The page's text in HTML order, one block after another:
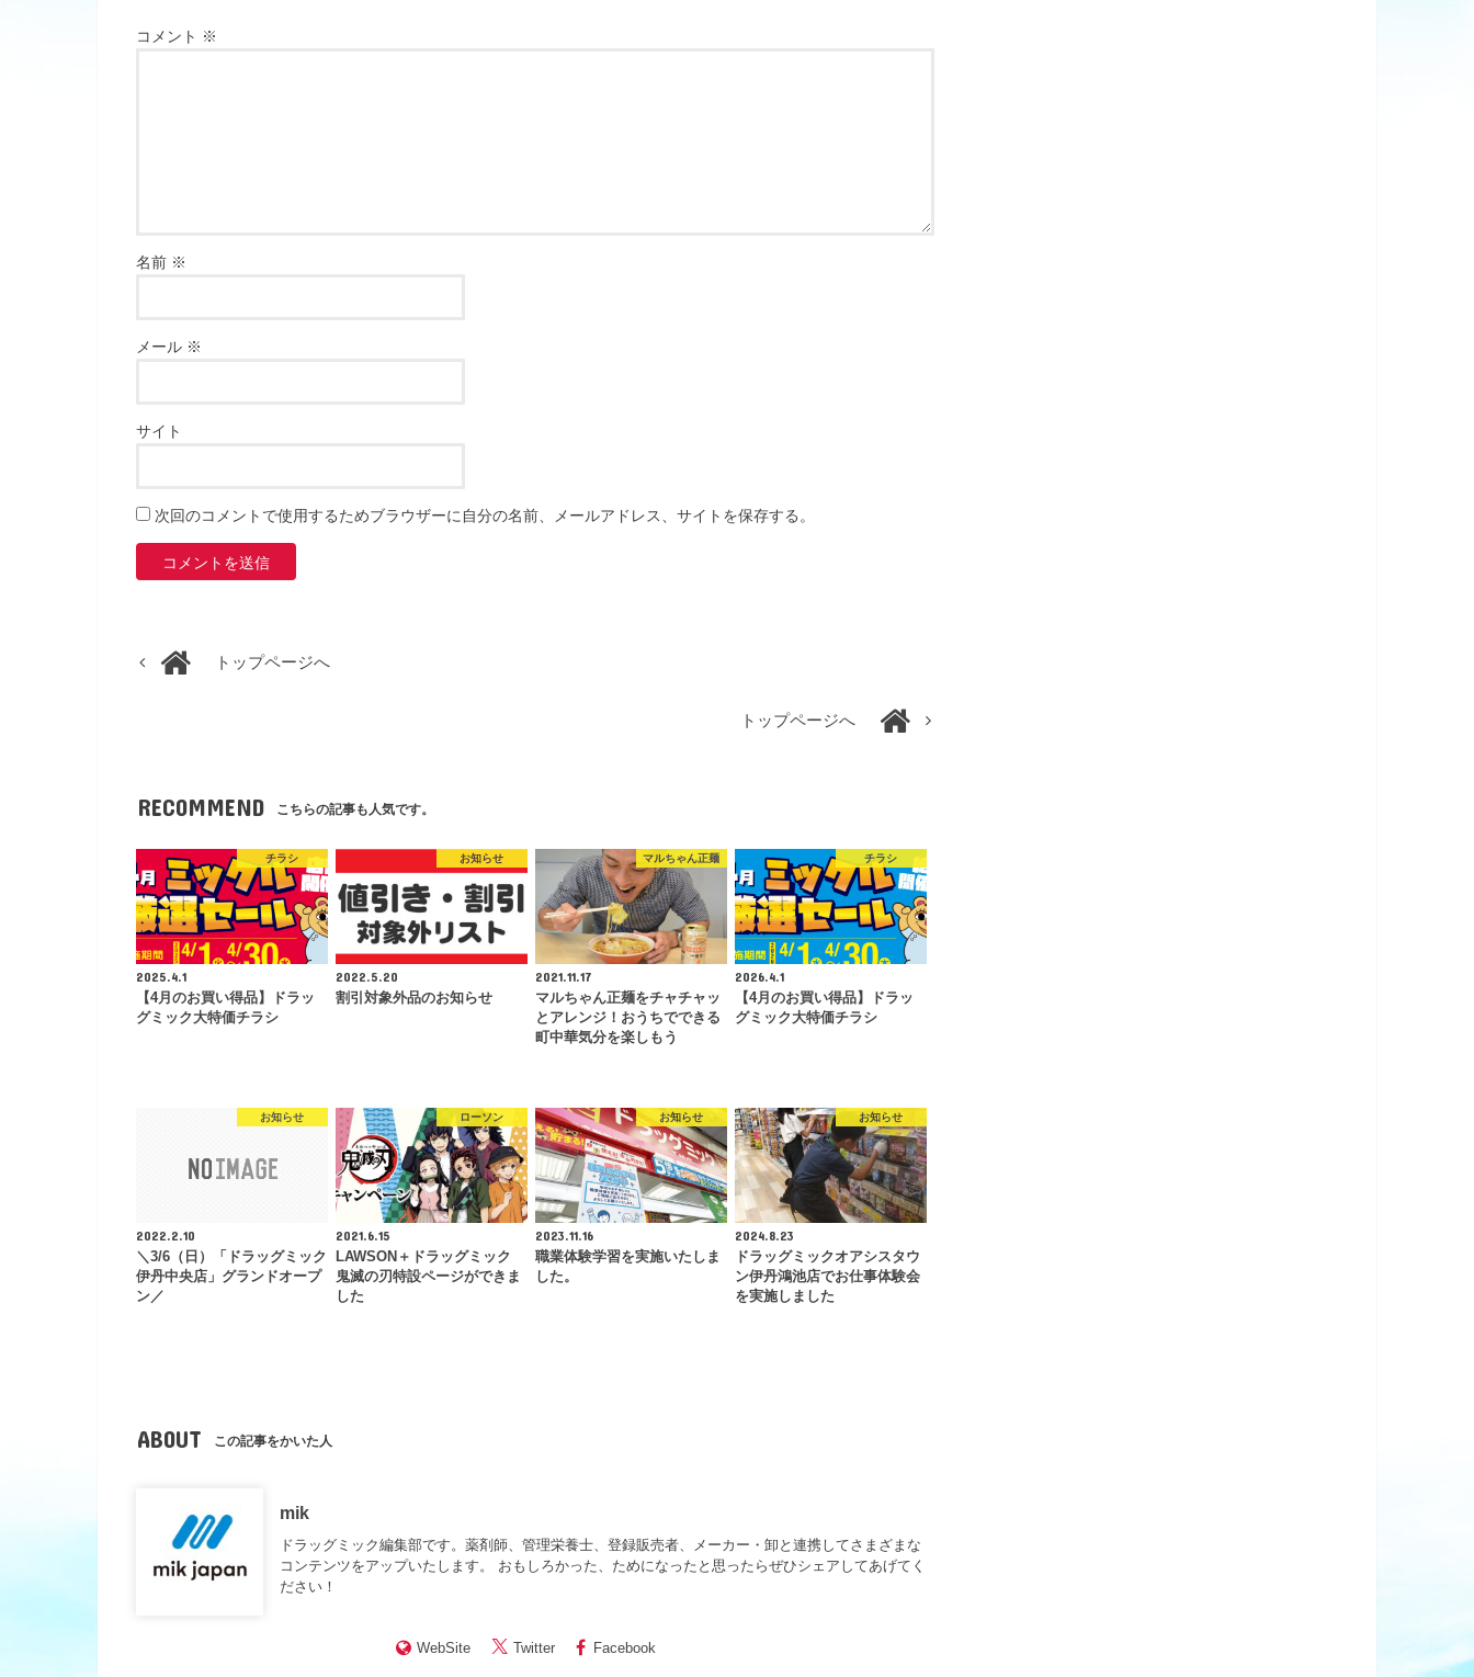
コメント ※
名前 ※
メール ※
サイト
次回のコメントで使用するためブラウザーに自分の名前、メールアドレス、サイトを保存する。
トップページへ
トップページへ
RECOMMEND こちらの記事も人気です。
チラシ
2025.4.1
【4月のお買い得品】ドラッ
グミック大特価チラシ
お知らせ
2022.5.20
割引対象外品のお知らせ
マルちゃん正麺
2021.11.17
マルちゃん正麺をチャチャッ
とアレンジ！おうちでできる
町中華気分を楽しもう
チラシ
2026.4.1
【4月のお買い得品】ドラッ
グミック大特価チラシ
お知らせ
2022.2.10
＼3/6（日）「ドラッグミック
伊丹中央店」グランドオープ
ン／
ローソン
2021.6.15
LAWSON＋ドラッグミック
鬼滅の刃特設ページができま
した
お知らせ
2023.11.16
職業体験学習を実施いたしま
した。
お知らせ
2024.8.23
ドラッグミックオアシスタウ
ン伊丹鴻池店でお仕事体験会
を実施しました
ABOUT この記事をかいた人
mik
ドラッグミック編集部です。薬剤師、管理栄養士、登録販売者、メーカー・卸と連携してさまざまな
コンテンツをアップいたします。 おもしろかった、ためになったと思ったらぜひシェアしてあげてく
ださい！
WebSite Twitter Facebook